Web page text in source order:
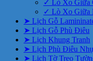
✓ Lò Xo Giữa
✓ Lò Xo Giữa
➤ Lịch Gỗ
➤ Lịch Gỗ Phù Điêu
➤ Lịch Khung Tranh
➤ Lịch Phù Điêu
➤ Lịch Tờ Treo